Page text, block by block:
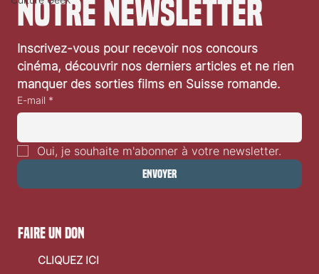
Festival de Locarno 2026: Jaws
notre newsletter
Inscrivez-vous pour recevoir nos concours
cinéma, découvrir nos derniers articles et ne rien
manquer des sorties films en Suisse romande.
E-mail *
Oui, je souhaite m'abonner à votre newsletter.
Envoyer
faire un don
CLIQUEZ ICI